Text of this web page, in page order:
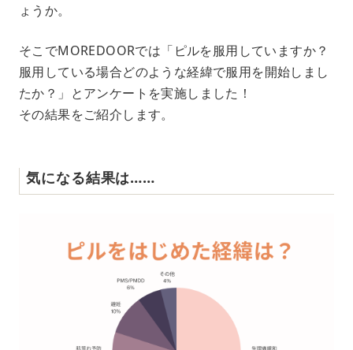
ょうか。
そこでMOREDOORでは「ピルを服用していますか？
服用している場合どのような経緯で服用を開始しまし
たか？」とアンケートを実施しました！
その結果をご紹介します。
気になる結果は……